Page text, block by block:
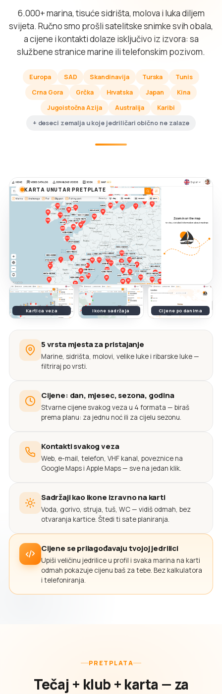
6.000+ marina, tisuće sidrišta, molova i luka diljem
svijeta. Ručno smo prošli satelitske snimke svih obala,
a cijene i kontakti dolaze isključivo iz izvora: sa
službene stranice marine ili telefonskim pozivom.
Europa SAD Skandinavija Turska
Tunis
Crna Gora
Grčka Hrvatska Japan
Kina
Jugoistočna Azija
Australija
Karibi
+ deseci zemalja u koje jedriličari obično ne zalaze
KARTA UNUTAR PRETPLATE
Kartica veza Ikone sadržaja Cijene po danima
5 vrsta mjesta za pristajanje
Marine, sidrišta, molovi, velike luke i ribarske luke —
filtriraj po vrsti.
Cijene: dan, mjesec, sezona, godina
Stvarne cijene svakog veza u 4 formata — biraš
prema planu: za jednu noć ili za cijelu sezonu.
Kontakti svakog veza
Web, e-mail, telefon, VHF kanal, poveznice na
Google Maps i Apple Maps — sve na jedan klik.
Sadržaji kao ikone izravno na karti
Voda, gorivo, struja, tuš, WC — vidiš odmah, bez
otvaranja kartice. Štedi ti sate planiranja.
Cijene se prilagođavaju tvojoj jedrilici
Upiši veličinu jedrilice u profil i svaka marina na karti
odmah pokazuje cijenu baš za tebe. Bez kalkulatora
i telefoniranja.
PRETPLATA
Tečaj + klub + karta — za